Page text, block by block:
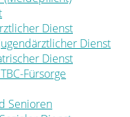
Dienst
Dienst
Dienst
Fürsorge
Senioren